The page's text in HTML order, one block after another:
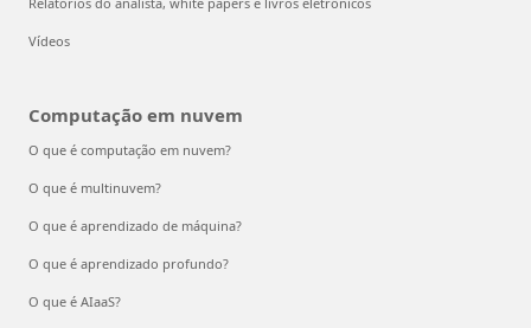
Vídeos
Computação em nuvem
O que é computação em nuvem?
O que é multinuvem?
O que é aprendizado de máquina?
O que é aprendizado profundo?
O que é AIaaS?